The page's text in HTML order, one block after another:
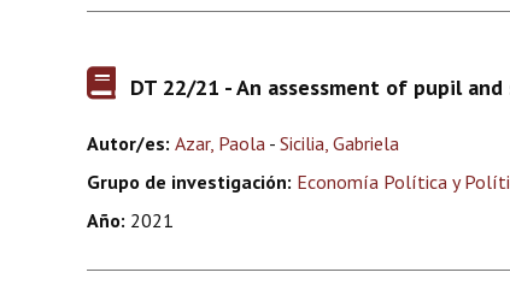
DT 22/21 - An assessment of pupil
Autor/es: Azar, Paola - Sicilia, Gabriela
Grupo de investigación: Economía Política y
Año: 2021